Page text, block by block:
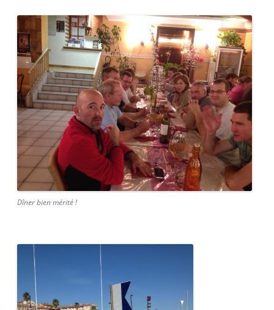
Dîner bien mérité !